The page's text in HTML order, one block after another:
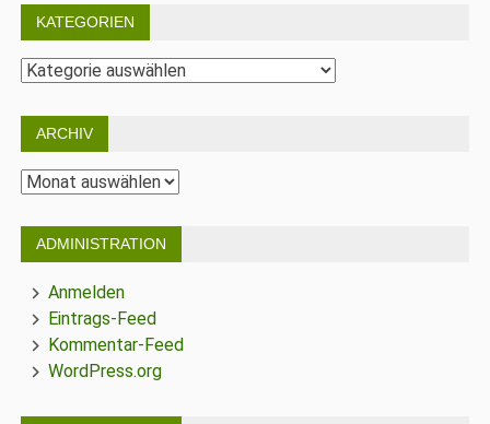
KATEGORIEN
Kategorien
ARCHIV
Archiv
ADMINISTRATION
Anmelden
Eintrags-Feed
Kommentar-Feed
WordPress.org